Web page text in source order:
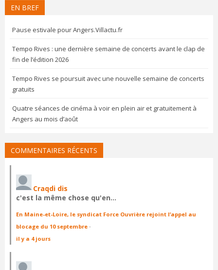
EN BREF
Pause estivale pour Angers.Villactu.fr
Tempo Rives : une dernière semaine de concerts avant le clap de
fin de l’édition 2026
Tempo Rives se poursuit avec une nouvelle semaine de concerts
gratuits
Quatre séances de cinéma à voir en plein air et gratuitement à
Angers au mois d’août
COMMENTAIRES RÉCENTS
Craqdi dis
c'est la même chose qu'en…
En Maine-et-Loire, le syndicat Force Ouvrière rejoint l’appel au
blocage du 10 septembre ·
il y a 4 jours